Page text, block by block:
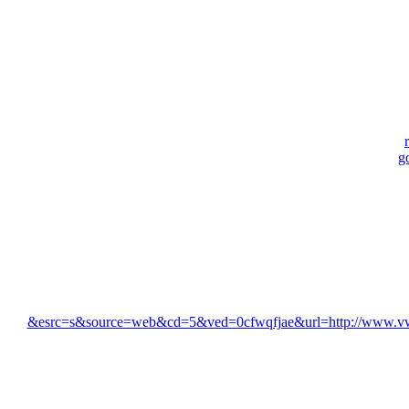
&esrc=s&source=web&cd=5&ved=0cfwqfjae&url=http://